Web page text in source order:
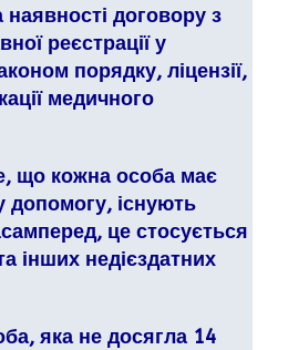
договору з
реєстрації у
порядку, ліцензії,
медичного
що кожна особа має
допомогу, існують
це стосується
інших недієздатних
яка не досягла 14